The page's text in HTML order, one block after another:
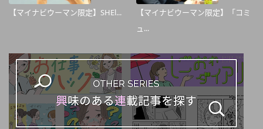
【マイナビウーマン限定】SHEl...
【マイナビウーマン限定】「コミ
ュ...